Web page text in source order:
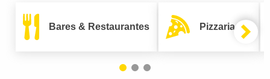
Bares & Restaurantes Pizzarias